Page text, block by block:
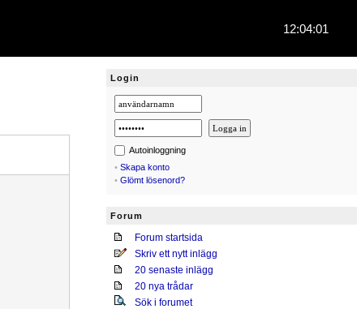
12:04:01
Login
Autoinloggning
• Skapa konto
• Glömt lösenord?
Forum
Forum startsida
Skriv ett nytt inlägg
20 senaste inlägg
20 nya trådar
Sök i forumet